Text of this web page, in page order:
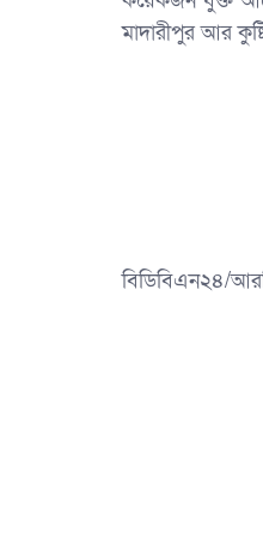
মাদারীপুর আর
বিডিবিএন২৪/